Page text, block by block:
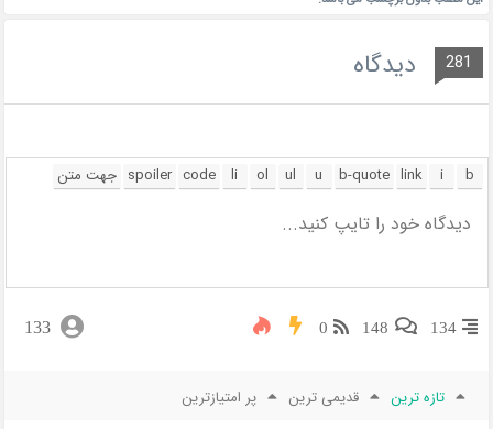
281 دیدگاه
134
148
0
133
تازه ترین قدیمی ترین پر امتیازترین